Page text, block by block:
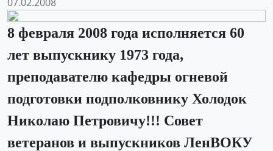
8 февраля 2008 года исполняется 60
лет выпускнику 1973 года,
преподавателю кафедры огневой
подготовки подполковнику Холодок
Николаю Петровичу!!! Совет
ветеранов и выпускников ЛенВОКУ